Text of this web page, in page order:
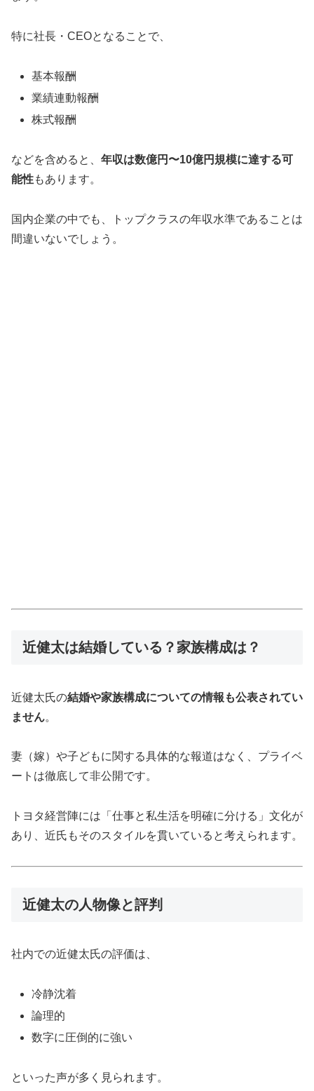
特に社長・CEOとなることで、
基本報酬
業績連動報酬
株式報酬
などを含めると、 年収は数億円〜10億円規模に達する可
能性もあります。
国内企業の中でも、トップクラスの年収水準であることは
間違いないでしょう。
近健太は結婚している？家族構成は？
近健太氏の結婚や家族構成についての情報も公表されてい
ません。
妻（嫁）や子どもに関する具体的な報道はなく、プライベ
ートは徹底して非公開です。
トヨタ経営陣には「仕事と私生活を明確に分ける」文化が
あり、近氏もそのスタイルを貫いていると考えられます。
近健太の人物像と評判
社内での近健太氏の評価は、
冷静沈着
論理的
数字に圧倒的に強い
といった声が多く見られます。